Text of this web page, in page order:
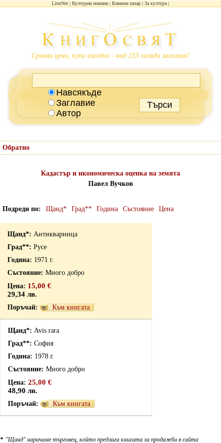
LiterNet Културни новини Книжен пазар За култура
Сравни цени, купи изгодно - над 233 хиляди заглавия!
Навсякъде
Заглавие
Автор
Обратно
Кадастър и икономическа оценка на земята
Павел Вучков
Подреди по Щанд* Град** Година Състояние Цена
Антикварница
Русе
1971 г.
Много добро
15,00 €
29,34 лв.
Към книгата
Avis rara
София
1978 г.
Много добро
25,00 €
48,90 лв.
Към книгата
* "Щанд" наричаме търговец, който предлага книгата за продажба в сайта